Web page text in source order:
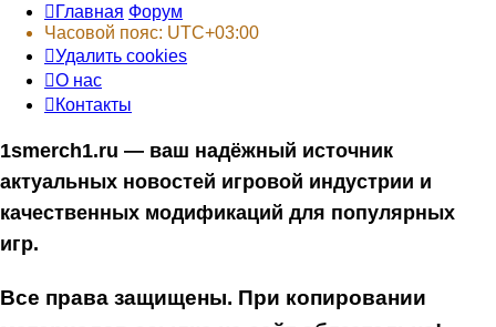
Главная Форум
Часовой пояс: UTC+03:00
Удалить cookies
О нас
Контакты
1smerch1.ru — ваш надёжный источник
актуальных новостей игровой индустрии и
качественных модификаций для популярных
игр.
Все права защищены. При копировании